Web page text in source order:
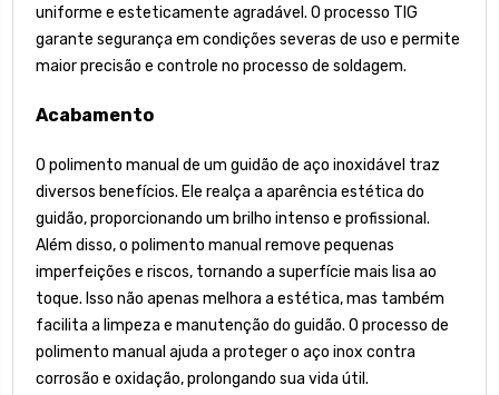
uniforme e esteticamente agradável. O processo TIG
garante segurança em condições severas de uso e permite
maior precisão e controle no processo de soldagem.
Acabamento
O polimento manual de um guidão de aço inoxidável traz
diversos benefícios. Ele realça a aparência estética do
guidão, proporcionando um brilho intenso e profissional.
Além disso, o polimento manual remove pequenas
imperfeições e riscos, tornando a superfície mais lisa ao
toque. Isso não apenas melhora a estética, mas também
facilita a limpeza e manutenção do guidão. O processo de
polimento manual ajuda a proteger o aço inox contra
corrosão e oxidação, prolongando sua vida útil.